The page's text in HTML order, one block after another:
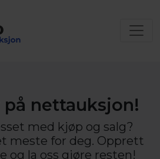
på nettauksjon!
med kjøp og salg?
meste for deg. Opprett
og la oss gjøre resten!